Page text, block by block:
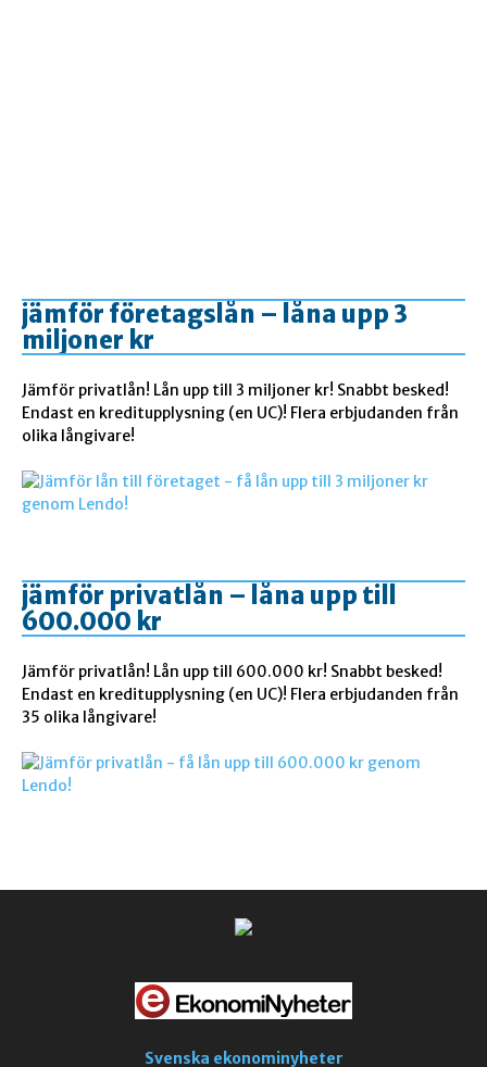
jämför företagslån – låna upp 3
miljoner kr
Jämför privatlån! Lån upp till 3 miljoner kr! Snabbt besked!
Endast en kreditupplysning (en UC)! Flera erbjudanden från
olika långivare!
jämför privatlån – låna upp till
600.000 kr
Jämför privatlån! Lån upp till 600.000 kr! Snabbt besked!
Endast en kreditupplysning (en UC)! Flera erbjudanden från
35 olika långivare!
Svenska ekonominyheter